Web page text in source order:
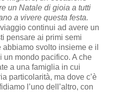
un Natale di gioia a tutti
a vivere questa festa.
continui ad avere un
pensare ai primi semi
abbiamo svolto insieme e il
un mondo pacifico. A che
a una famiglia in cui
particolarità, ma dove c’è
l’uno dell’altro, con